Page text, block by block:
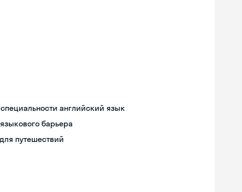
английский язык
барьера
путешествий